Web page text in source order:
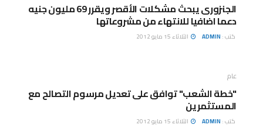
الجنزورى يبحث مشكلات الأقصر ويقرر 69 مليون جنيه
دعما اضافيا للانتهاء من مشروعاتها
كتب : ADMIN الثلاثاء 15 مايو 2012
عام
"خطة الشعب" توافق على تعديل مرسوم التصالح مع
المستثمرين
كتب : ADMIN الثلاثاء 15 مايو 2012